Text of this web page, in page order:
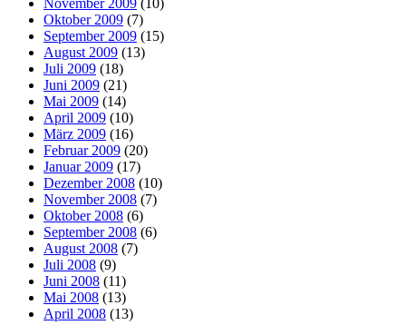
November 2009 (10)
Oktober 2009 (7)
September 2009 (15)
August 2009 (13)
Juli 2009 (18)
Juni 2009 (21)
Mai 2009 (14)
April 2009 (10)
März 2009 (16)
Februar 2009 (20)
Januar 2009 (17)
Dezember 2008 (10)
November 2008 (7)
Oktober 2008 (6)
September 2008 (6)
August 2008 (7)
Juli 2008 (9)
Juni 2008 (11)
Mai 2008 (13)
April 2008 (13)